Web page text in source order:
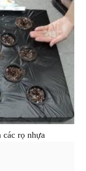
rọ nhựa